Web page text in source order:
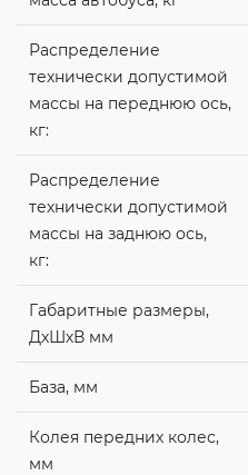
Распределение
технически допустимой
массы на переднюю ось,
кг:
Распределение
технически допустимой
массы на заднюю ось,
кг:
Габаритные размеры,
ДхШхВ мм
База, мм
Колея передних колес,
мм